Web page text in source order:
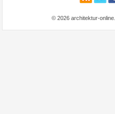
© 2026 architektur-